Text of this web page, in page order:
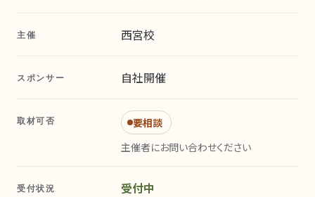
主催 西宮校
スポンサー 自社開催
取材可否
要相談
主催者にお問い合わせください
受付状況 受付中